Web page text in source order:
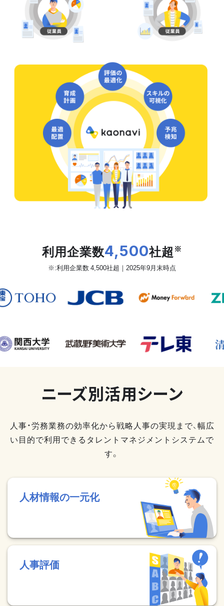
利用企業数4,500社超 ※
※:利用企業数 4,500社超｜2025年9月末時点
ニーズ別活用シーン
人事・労務業務の効率化から戦略人事の実現まで、幅広
い目的で利用できるタレントマネジメントシステムで
す。
人材情報の一元化
人事評価